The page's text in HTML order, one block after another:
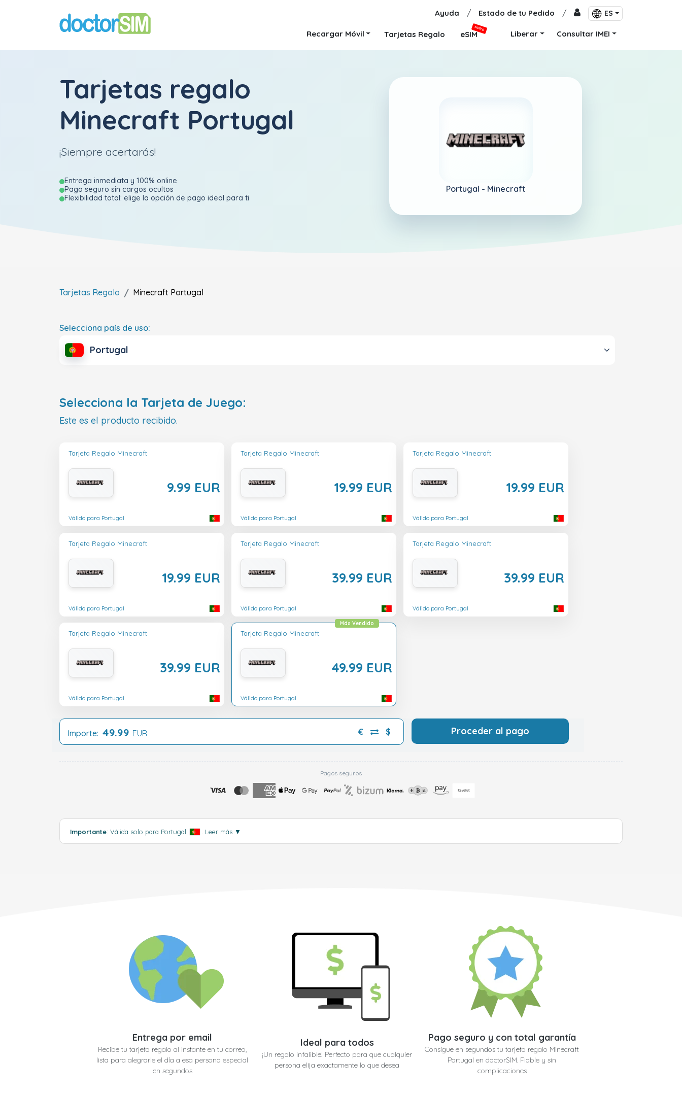
Ayuda / Estado de tu Pedido / ES
Recargar Móvil Tarjetas Regalo eSIM
NUEVO
Liberar Consultar IMEI
Tarjetas regalo
Minecraft Portugal
¡Siempre acertarás!
Entrega inmediata y 100% online
Pago seguro sin cargos ocultos
Flexibilidad total: elige la opción de pago ideal para ti
Portugal - Minecraft
Tarjetas Regalo Minecraft Portugal
Selecciona país de uso:
Portugal
Selecciona la Tarjeta de Juego:
Este es el producto recibido.
Tarjeta Regalo Minecraft
9.99 EUR
Válido para Portugal
Tarjeta Regalo Minecraft
19.99 EUR
Válido para Portugal
Tarjeta Regalo Minecraft
19.99 EUR
Válido para Portugal
Tarjeta Regalo Minecraft
19.99 EUR
Válido para Portugal
Tarjeta Regalo Minecraft
39.99 EUR
Válido para Portugal
Tarjeta Regalo Minecraft
39.99 EUR
Válido para Portugal
Tarjeta Regalo Minecraft
39.99 EUR
Válido para Portugal
Tarjeta Regalo Minecraft
49.99 EUR
Más Vendido
Válido para Portugal
Importe: 49.99 EUR € $ Proceder al pago
Pagos seguros
Importante: Válida solo para Portugal Leer más ▼
Entrega por email
Recibe tu tarjeta regalo al instante en tu correo,
lista para alegrarle el día a esa persona especial
en segundos
Ideal para todos
¡Un regalo infalible! Perfecto para que cualquier
persona elija exactamente lo que desea
Pago seguro y con total garantía
Consigue en segundos tu tarjeta regalo Minecraft
Portugal en doctorSIM. Fiable y sin
complicaciones